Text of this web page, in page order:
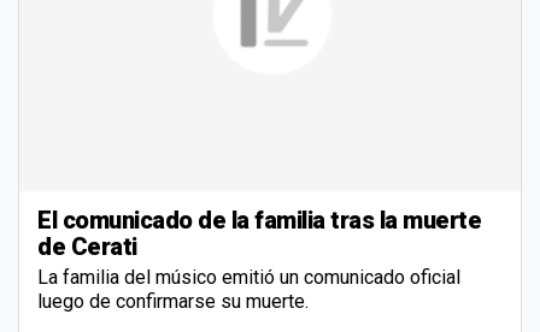
El comunicado de la familia tras la muerte
de Cerati
La familia del músico emitió un comunicado oficial
luego de confirmarse su muerte.